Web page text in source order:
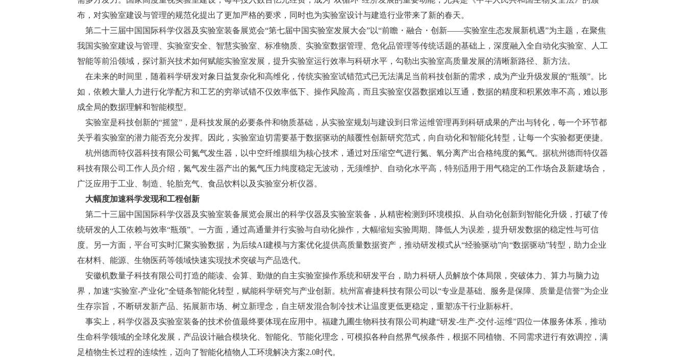
布，对实验室建设与管理的规范化提出了更加严格的要求，同时也为实验室设计与建造行业带来了新的春天。
第二十三届中国国际科学仪器及实验室装备展览会“第七届中国实验室发展大会”以“前瞻・融合・创新——实验室生态发展新机遇”为主题，在聚焦
我国实验室建设与管理、实验室安全、智慧实验室、标准物质、实验室数据管理、危化品管理等传统话题的基础上，深度融入全自动化实验室、人工
智能等前沿领域，探讨新兴技术如何赋能实验室发展，提升实验室运行效率与科研水平，勾勒出实验室高质量发展的清晰新路径、新方法。
在未来的时间里，随着科学研发对象日益复杂化和高维化，传统实验室试错范式已无法满足当前科技创新的需求，成为产业升级发展的“瓶颈”。比
如，依赖大量人力进行化学配方和工艺的穷举试错不仅效率低下、操作风险高，而且实验室仪器数据难以互通，数据的精度和积累效率不高，难以形
成全局的数据理解和智能模型。
实验室是科技创新的“摇篮”，是科技发展的必要条件和物质基础，从实验室规划与建设到日常运维管理再到科研成果的产出与转化，每一个环节都
关乎着实验室的潜力能否充分发挥。因此，实验室迫切需要基于数据驱动的颠覆性创新研究范式，向自动化和智能化转型，让每一个实验都更便捷。
杭州德而特仪器科技有限公司氮气发生器，以中空纤维膜组为核心技术，通过对压缩空气进行氮、氧分离产出合格纯度的氮气。据杭州德而特仪器
科技有限公司工作人员介绍，氮气发生器产出的氮气压力纯度稳定无波动，无须维护、自动化水平高，特别适用于用气稳定的工作场合及新建场合，
广泛应用于工业、制造、轮胎充气、食品饮料以及实验室分析仪器。
大幅度加速科学发现和工程创新
第二十三届中国国际科学仪器及实验室装备展览会展出的科学仪器及实验室装备，从精密检测到环境模拟、从自动化创新到智能化升级，打破了传
统研发的人工依赖与效率“瓶颈”。一方面，通过高通量并行实验与自动化操作，大幅缩短实验周期、降低人为误差，提升研发数据的稳定性与可信
度。另一方面，平台可实时汇聚实验数据，为后续AI建模与方案优化提供高质量数据资产，推动研发模式从“经验驱动”向“数据驱动”转型，助力企业
在材料、能源、生物医药等领域快速实现技术突破与产品迭代。
安徽机数量子科技有限公司打造的能读、会算、勤做的自主实验室操作系统和研发平台，助力科研人员解放个体局限，突破体力、算力与脑力边
界，加速“实验室-产业化”全链条智能化转型，赋能科学研究与产业创新。杭州富睿捷科技有限公司以“专业是基础、服务是保障、质量是信誉”为企业
生存宗旨，不断研发新产品、拓展新市场、树立新理念，自主研发混合制冷技术让温度更低更稳定，重塑冻干行业新标杆。
事实上，科学仪器及实验室装备的技术价值最终要体现在应用中。福建九圃生物科技有限公司构建“研发-生产-交付-运维”四位一体服务体系，推动
生命科学领域的全球化发展，产品设计融合模块化、智能化、节能化理念，可模拟各种自然界气候条件，根据不同植物、不同需求进行有效调控，满
足植物生长过程的连续性，迈向了智能化植物人工环境解决方案2.0时代。